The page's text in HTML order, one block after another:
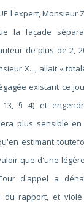
l'expert, Monsieur
la façade
de plus de 2,
X..., allait «
existant ce
13, § 4) et
plus sensible
estimant
que d'une
d'appel a
du rapport, et violé